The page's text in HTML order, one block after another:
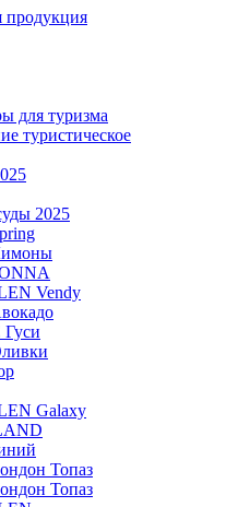
продукция
для туризма
туристическое
2025
Vendy
Galaxy
Топаз
Топаз